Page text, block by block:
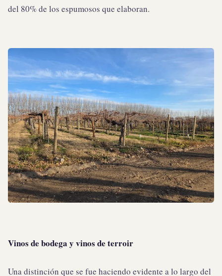
del 80% de los espumosos que elaboran.
Vinos de bodega y vinos de terroir
Una distinción que se fue haciendo evidente a lo largo del